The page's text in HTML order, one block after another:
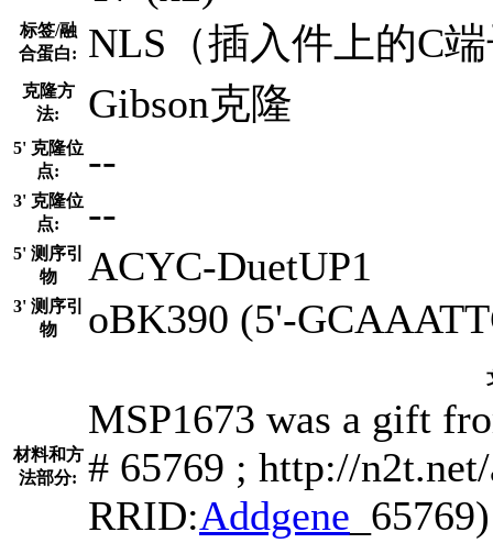
标签/融
合蛋白:
NLS（插入件上的C
克隆方
法:
Gibson克隆
5' 克隆位
点:
--
3' 克隆位
点:
--
5' 测序引
物
ACYC-DuetUP1
3' 测序引
物
oBK390 (5'-
材料和方
法部分:
MSP1673 was a gift
# 65769 ; http://
RRID:Addgene _65769)